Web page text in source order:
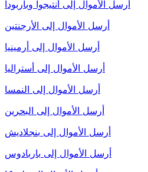
أرسل الأموال إلى أنتيجوا وباربودا
أرسل الأموال إلى الأرجنتين
أرسل الأموال إلى أرمينيا
أرسل الأموال إلى أستراليا
أرسل الأموال إلى النمسا
أرسل الأموال إلى البحرين
أرسل الأموال إلى بنجلاديش
أرسل الأموال إلى باربادوس